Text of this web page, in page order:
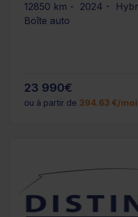
12850 km - 2024 -
Boîte auto
23 990€
ou à partir de 394.63 €/